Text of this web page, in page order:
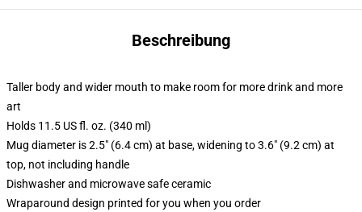
Beschreibung
Taller body and wider mouth to make room for more drink and more
art
Holds 11.5 US fl. oz. (340 ml)
Mug diameter is 2.5" (6.4 cm) at base, widening to 3.6" (9.2 cm) at
top, not including handle
Dishwasher and microwave safe ceramic
Wraparound design printed for you when you order